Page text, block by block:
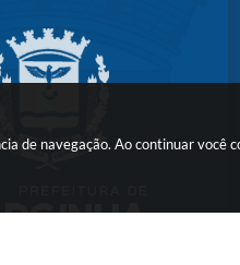
de navegação. Ao continuar você